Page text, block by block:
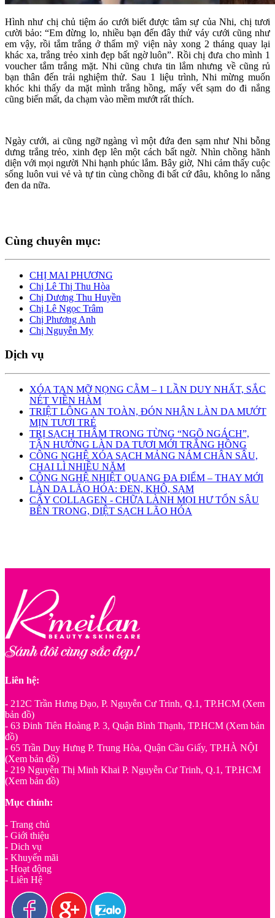
Hình như chị chủ tiệm áo cưới biết được tâm sự của Nhi, chị tươi
cười bảo: “Em đừng lo, nhiều bạn đến đây thử váy cưới cũng như
em vậy, rồi tắm trắng ở thẩm mỹ viện này xong 2 tháng quay lại
khác xa, trắng trẻo xinh đẹp bất ngờ luôn”. Rồi chị đưa cho mình 1
voucher tắm trắng mặt. Nhi cũng chưa tin lắm nhưng về cũng rủ
bạn thân đến trải nghiệm thử. Sau 1 liệu trình, Nhi mừng muốn
khóc khi thấy da mặt mình trắng hồng, mấy vết sạm do đi nắng
cũng biến mất, da chạm vào mềm mướt rất thích.
Ngày cưới, ai cũng ngỡ ngàng vì một đứa đen sạm như Nhi bỗng
dưng trắng trẻo, xinh đẹp lên một cách bất ngờ. Nhìn chồng hãnh
diện với mọi người Nhi hạnh phúc lắm. Bây giờ, Nhi cảm thấy cuộc
sống luôn vui vẻ và tự tin cùng chồng đi bất cứ đâu, không lo nắng
đen da nữa.
Cùng chuyên mục:
CHỊ MAI PHƯƠNG
Chị Lê Thị Thu Hòa
Chị Dương Thu Huyền
Chị Lê Ngọc Trâm
Chị Phương Anh
Chị Nguyễn My
Dịch vụ
XÓA TAN MỠ NỌNG CẰM – 1 LẦN DUY NHẤT, SẮC
NÉT VIỀN HÀM
TRIỆT LÔNG AN TOÀN, ĐÓN NHẬN LÀN DA MƯỚT
MỊN TƯƠI TRẺ
TRỊ SẠCH THÂM TRONG TỪNG “NGÕ NGÁCH”,
TẬN HƯỞNG LÀN DA TƯƠI MỚI TRẮNG HỒNG
CÔNG NGHỆ XÓA SẠCH MẢNG NÁM CHÂN SÂU,
CHAI LÌ NHIỀU NĂM
CÔNG NGHỆ NHIỆT QUANG ĐA ĐIỂM – THAY MỚI
LÀN DA LÃO HÓA: ĐEN, KHÔ, SẠM
CẤY COLLAGEN - CHỮA LÀNH MỌI HƯ TỔN SÂU
BÊN TRONG, DIỆT SẠCH LÃO HÓA
Liên hệ:
- 212C Trần Hưng Đạo, P. Nguyễn Cư Trinh, Q.1, TP.HCM (Xem
bản đồ)
- 63 Đinh Tiên Hoàng P. 3, Quận Bình Thạnh, TP.HCM (Xem bản
đồ)
- 65 Trần Duy Hưng P. Trung Hòa, Quận Cầu Giấy, TP.HÀ NỘI
(Xem bản đồ)
- 219 Nguyễn Thị Minh Khai P. Nguyễn Cư Trinh, Q.1, TP.HCM
(Xem bản đồ)
Mục chính:
- Trang chủ
- Giới thiệu
- Dich vụ
- Khuyến mãi
- Hoạt động
- Liên Hệ